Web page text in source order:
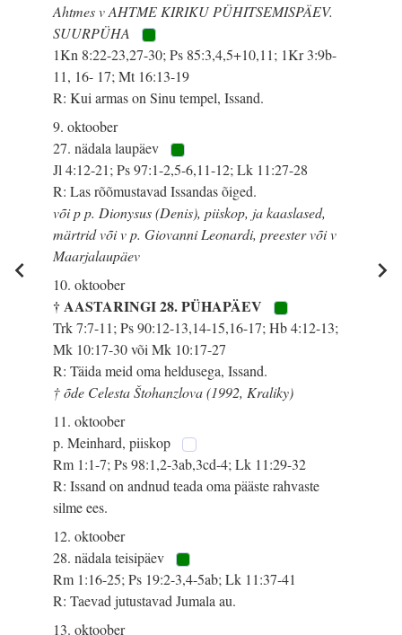
Ahtmes v AHTME KIRIKU PÜHITSEMISPÄEV.
SUURPÜHA
1Kn 8:22-23,27-30; Ps 85:3,4,5+10,11; 1Kr 3:9b-
11, 16- 17; Mt 16:13-19
R: Kui armas on Sinu tempel, Issand.
9. oktoober
27. nädala laupäev
Jl 4:12-21; Ps 97:1-2,5-6,11-12; Lk 11:27-28
R: Las rõõmustavad Issandas õiged.
või p p. Dionysus (Denis), piiskop, ja kaaslased,
märtrid või v p. Giovanni Leonardi, preester või v
Maarjalaupäev
10. oktoober
† AASTARINGI 28. PÜHAPÄEV
Trk 7:7-11; Ps 90:12-13,14-15,16-17; Hb 4:12-13;
Mk 10:17-30 või Mk 10:17-27
R: Täida meid oma heldusega, Issand.
† õde Celesta Štohanzlova (1992, Kraliky)
11. oktoober
p. Meinhard, piiskop
Rm 1:1-7; Ps 98:1,2-3ab,3cd-4; Lk 11:29-32
R: Issand on andnud teada oma pääste rahvaste
silme ees.
12. oktoober
28. nädala teisipäev
Rm 1:16-25; Ps 19:2-3,4-5ab; Lk 11:37-41
R: Taevad jutustavad Jumala au.
13. oktoober